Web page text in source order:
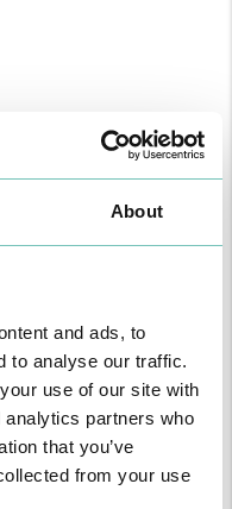
About
and ads, to
to analyse our traffic.
use of our site with
partners who
that you’ve
from your use